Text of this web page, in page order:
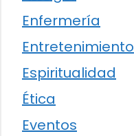
Enfermería
Entretenimiento
Espiritualidad
Ética
Eventos